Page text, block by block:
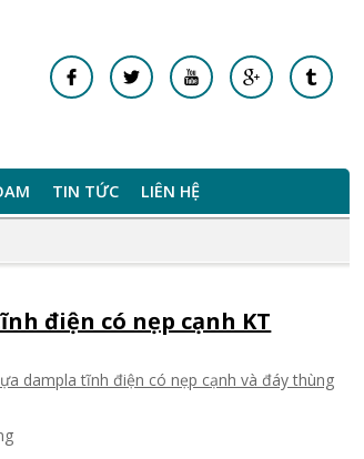
TIN TỨC LIÊN HỆ
điện có nẹp cạnh KT
dampla tĩnh điện có nẹp cạnh và đáy thùng